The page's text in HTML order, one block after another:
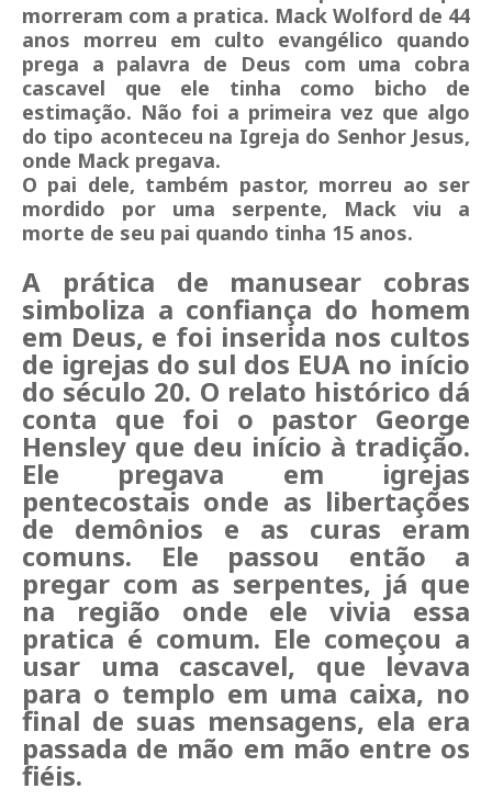
morreram com a pratica. Mack Wolford de 44
anos morreu em culto evangélico quando
prega a palavra de Deus com uma cobra
cascavel que ele tinha como bicho de
estimação. Não foi a primeira vez que algo
do tipo aconteceu na Igreja do Senhor Jesus,
onde Mack pregava.
O pai dele, também pastor, morreu ao ser
mordido por uma serpente, Mack viu a
morte de seu pai quando tinha 15 anos.
A prática de manusear cobras
simboliza a confiança do homem
em Deus, e foi inserida nos cultos
de igrejas do sul dos EUA no início
do século 20. O relato histórico dá
conta que foi o pastor George
Hensley que deu início à tradição.
Ele pregava em igrejas
pentecostais onde as libertações
de demônios e as curas eram
comuns. Ele passou então a
pregar com as serpentes, já que
na região onde ele vivia essa
pratica é comum. Ele começou a
usar uma cascavel, que levava
para o templo em uma caixa, no
final de suas mensagens, ela era
passada de mão em mão entre os
fiéis.